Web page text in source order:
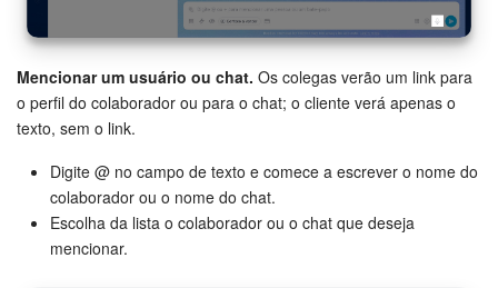
Mencionar um usuário ou chat. Os colegas verão um link para
o perfil do colaborador ou para o chat; o cliente verá apenas o
texto, sem o link.
Digite @ no campo de texto e comece a escrever o nome do
colaborador ou o nome do chat.
Escolha da lista o colaborador ou o chat que deseja
mencionar.